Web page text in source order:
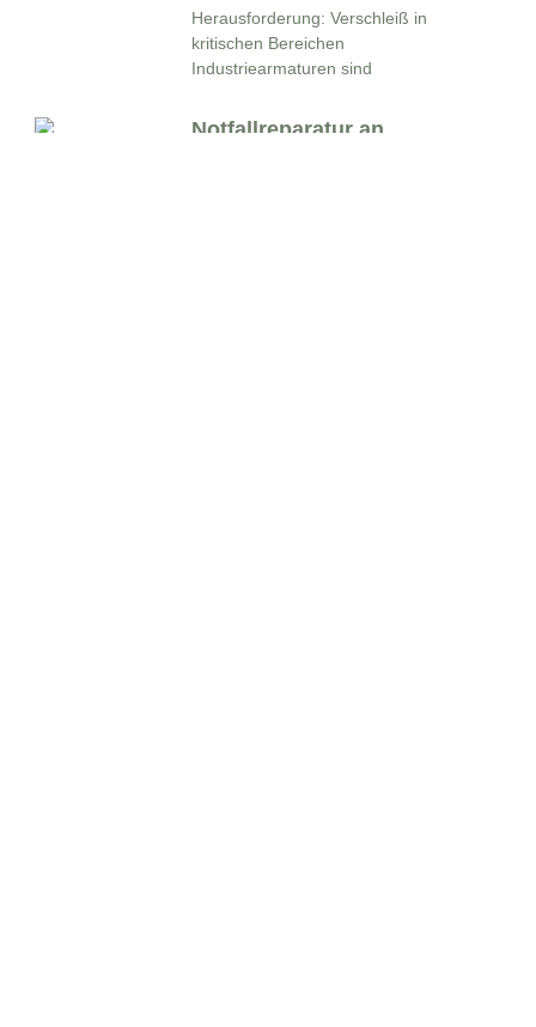
Herausforderung: Verschleiß in
kritischen Bereichen
Industriearmaturen sind
Notfallreparatur an